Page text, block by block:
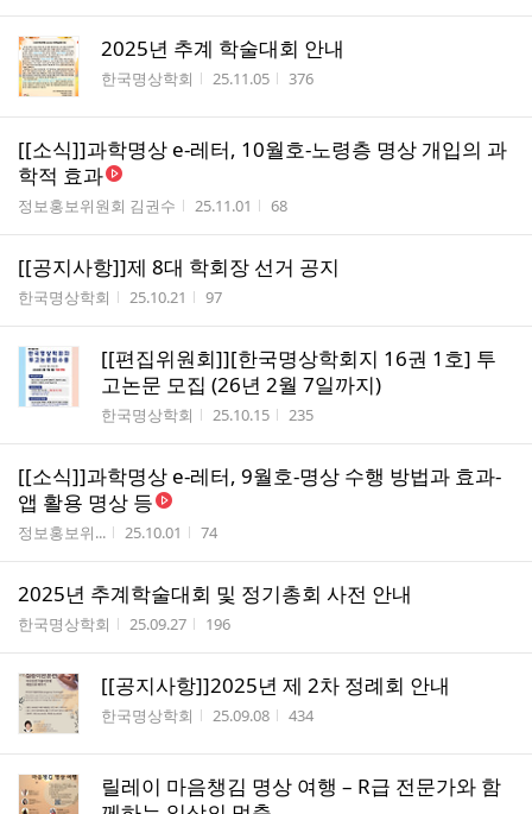
2025년 추계 학술대회 안내
작성자
한국명상학회 작성시간
25.11.05 조회수
376
[[소식]]과학명상 e-레터, 10월호-노령층 명상 개입의 과
학적 효과
작성자
정보홍보위원회 김권수 작성시간
25.11.01 조회수
68
[[공지사항]]제 8대 학회장 선거 공지
작성자
한국명상학회 작성시간
25.10.21 조회수
97
[[편집위원회]][한국명상학회지 16권 1호] 투
고논문 모집 (26년 2월 7일까지)
작성자
한국명상학회 작성시간
25.10.15 조회수
235
[[소식]]과학명상 e-레터, 9월호-명상 수행 방법과 효과-
앱 활용 명상 등
작성자
정보홍보위... 작성시간
25.10.01 조회수
74
2025년 추계학술대회 및 정기총회 사전 안내
작성자
한국명상학회 작성시간
25.09.27 조회수
196
[[공지사항]]2025년 제 2차 정례회 안내
작성자
한국명상학회 작성시간
25.09.08 조회수
434
릴레이 마음챙김 명상 여행 – R급 전문가와 함